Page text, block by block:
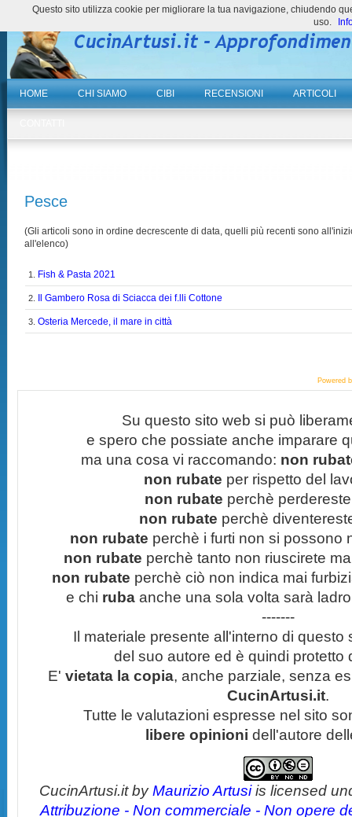
HOME CHI SIAMO CIBI RECENSIONI ARTICOLI
Pesce
(Gli articoli sono in ordine decrescente di data, quelli più recenti sono
all'elenco)
1. Fish & Pasta 2021
2. Il Gambero Rosa di Sciacca dei f.lli Cottone
3.Osteria Mercede, il mare in città
Powered
Su questo sito web si può
e spero che possiate anche imparare
ma una cosa vi raccomando: non
non rubate per rispetto del
non rubate perchè
non rubate perchè
non rubate perchè i furti non si possono
non rubate perchè tanto non riuscirete
non rubate perchè ciò non indica mai
e chi ruba anche una sola volta sarà
-------
Il materiale presente all'interno di questo
del suo autore ed è quindi protetto
E' vietata la copia, anche parziale, senza
CucinArtusi.it.
Tutte le valutazioni espresse nel sito
libere opinioni dell'autore
CucinArtusi.itbyMaurizio Artusiis licensed
Attribuzione - Non commerciale - Non opere
Questo sito utilizza cookie per migliorare la tua navigazione, chiudendo
uso.